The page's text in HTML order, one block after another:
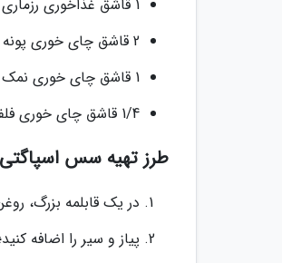
1 قاشق غذاخوری رزماری تازه خردشده
2 قاشق چای خوری پونه کوهی خشک
1 قاشق چای خوری نمک
1/4 قاشق چای خوری فلفل تازه آسیاب شده
طرز تهیه سس اسپاگتی
در یک قابلمه بزرگ،
پیاز و سیر را اضافه